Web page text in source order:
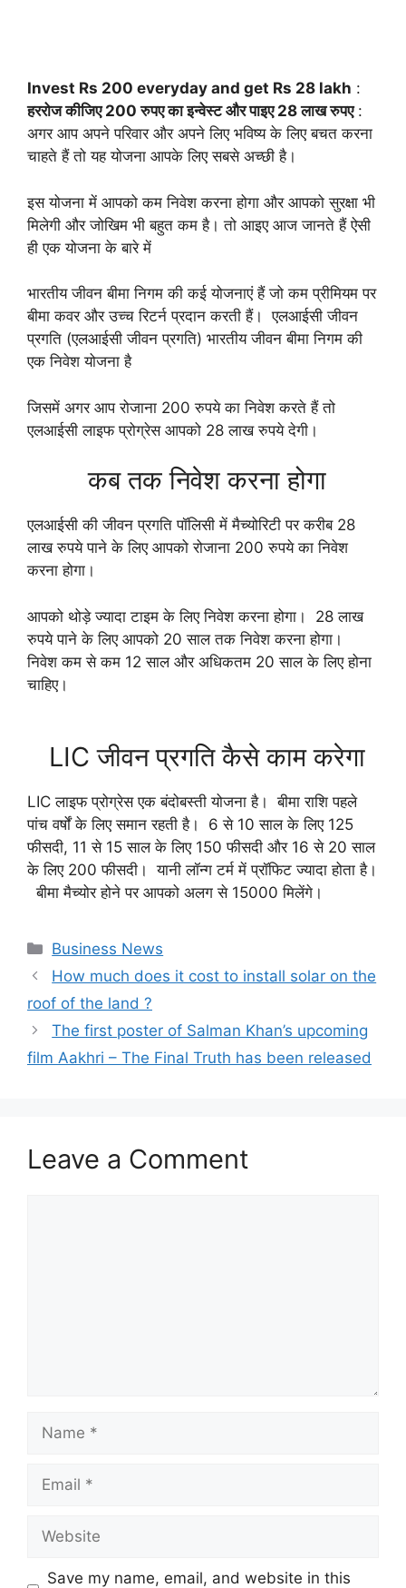
Invest Rs 200 everyday and get Rs 28 lakh :
हररोज कीजिए 200 रुपए का इन्वेस्ट और पाइए 28 लाख रुपए:
अगर आप अपने परिवार और अपने लिए भविष्य के लिए बचत करना
चाहते हैं तो यह योजना आपके लिए सबसे अच्छी है।
इस योजना में आपको कम निवेश करना होगा और आपको सुरक्षा भी
मिलेगी और जोखिम भी बहुत कम है। तो आइए आज जानते हैं ऐसी
ही एक योजना के बारे में
भारतीय जीवन बीमा निगम की कई योजनाएं हैं जो कम प्रीमियम पर
बीमा कवर और उच्च रिटर्न प्रदान करती हैं। एलआईसी जीवन
प्रगति (एलआईसी जीवन प्रगति) भारतीय जीवन बीमा निगम की
एक निवेश योजना है
जिसमें अगर आप रोजाना 200 रुपये का निवेश करते हैं तो
एलआईसी लाइफ प्रोग्रेस आपको 28 लाख रुपये देगी।
कब तक निवेश करना होगा
एलआईसी की जीवन प्रगति पॉलिसी में मैच्योरिटी पर करीब 28
लाख रुपये पाने के लिए आपको रोजाना 200 रुपये का निवेश
करना होगा।
आपको थोड़े ज्यादा टाइम के लिए निवेश करना होगा। 28 लाख
रुपये पाने के लिए आपको 20 साल तक निवेश करना होगा।
निवेश कम से कम 12 साल और अधिकतम 20 साल के लिए होना
चाहिए।
LIC जीवन प्रगति कैसे काम करेगा
LIC लाइफ प्रोग्रेस एक बंदोबस्ती योजना है। बीमा राशि पहले
पांच वर्षों के लिए समान रहती है। 6 से 10 साल के लिए 125
फीसदी, 11 से 15 साल के लिए 150 फीसदी और 16 से 20 साल
के लिए 200 फीसदी। यानी लॉन्ग टर्म में प्रॉफिट ज्यादा होता है।
बीमा मैच्योर होने पर आपको अलग से 15000 मिलेंगे।
Categories
Business News
How much does it cost to install solar on the
roof of the land ?
The first poster of Salman Khan’s upcoming
film Aakhri – The Final Truth has been released
Leave a Comment
Name
Email
Website
Save my name, email, and website in this